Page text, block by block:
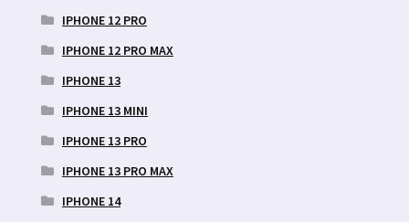
IPHONE 12 PRO
IPHONE 12 PRO MAX
IPHONE 13
IPHONE 13 MINI
IPHONE 13 PRO
IPHONE 13 PRO MAX
IPHONE 14